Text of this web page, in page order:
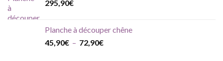
295,90€
Planche à découper chêne
45,90€ – 72,90€Plage